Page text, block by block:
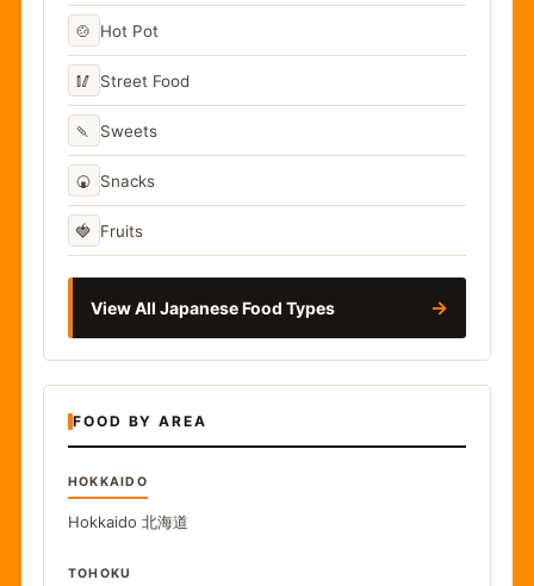
🍲 Hot Pot
🥢 Street Food
🍡 Sweets
🍘 Snacks
🍓 Fruits
View All Japanese Food Types →
FOOD BY AREA
HOKKAIDO
Hokkaido 北海道
TOHOKU